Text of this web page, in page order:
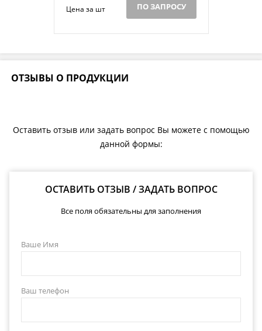
Цена за шт ПО ЗАПРОСУ
ОТЗЫВЫ О ПРОДУКЦИИ
Оставить отзыв или задать вопрос Вы можете с помощью
данной формы:
ОСТАВИТЬ ОТЗЫВ / ЗАДАТЬ ВОПРОС
Все поля обязательны для заполнения
Ваше Имя
Ваш телефон